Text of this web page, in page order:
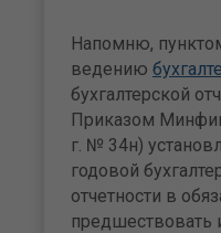
Напомню,
ведению
бухгалтерской
Приказом
г. № 34н)
годовой
отчетности в
предшествовать